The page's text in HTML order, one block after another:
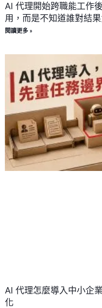
AI 代理開始跨職能工作
用，而是不知道誰對結
閱讀更多 »
AI 代理怎麼導入中小企
化